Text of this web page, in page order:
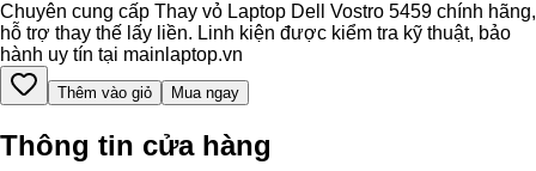
Chuyên cung cấp Thay vỏ Laptop Dell Vostro 5459 chính hãng,
hỗ trợ thay thế lấy liền. Linh kiện được kiểm tra kỹ thuật, bảo
hành uy tín tại mainlaptop.vn
Thêm vào giỏ Mua ngay
Thông tin cửa hàng